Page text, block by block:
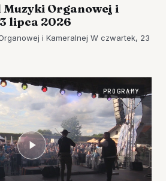
Muzyki Organowej i
lipca 2026
i Kameralnej W czwartek, 23
PROGRAMY